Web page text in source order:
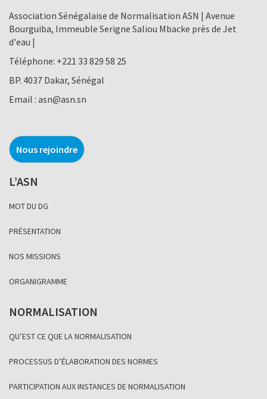
Association Sénégalaise de Normalisation ASN | Avenue
Bourguiba, Immeuble Serigne Saliou Mbacke près de Jet
d'eau |
Téléphone: +221 33 829 58 25
BP. 4037 Dakar, Sénégal
Email : asn@asn.sn
Nous rejoindre
L’ASN
MOT DU DG
PRÉSENTATION
NOS MISSIONS
ORGANIGRAMME
NORMALISATION
QU’EST CE QUE LA NORMALISATION
PROCESSUS D’ÉLABORATION DES NORMES
PARTICIPATION AUX INSTANCES DE NORMALISATION